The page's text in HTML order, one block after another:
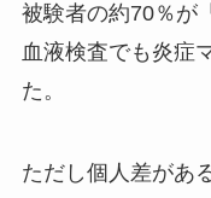
被験者の約70％が
血液検査でも炎症
た。
ただし個人差があ